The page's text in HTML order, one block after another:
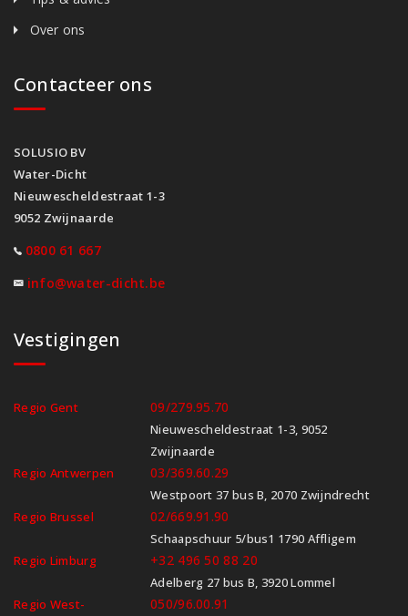
Over ons
Contacteer ons
SOLUSIO BV
Water-Dicht
Nieuwescheldestraat 1-3
9052 Zwijnaarde
0800 61 667
info@water-dicht.be
Vestigingen
Regio Gent 09/279.95.70
Nieuwescheldestraat 1-3, 9052
Zwijnaarde
Regio Antwerpen
03/369.60.29
Westpoort 37 bus B, 2070 Zwijndrecht
Regio Brussel
02/669.91.90
Schaapschuur 5/bus1 1790 Affligem
Regio Limburg
+32 496 50 88 20
Adelberg 27 bus B, 3920 Lommel
Regio West-
050/96.00.91